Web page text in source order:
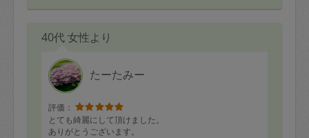
美味しかった❓
ウンウン❤️
っというそんな訳で
蘭丸様
写真載せられずですみません。?
でも、味は、間違いなしです。?
また、是非ともよろしくお願い致します。
?お腹いっぱい いい夢みられそうです。
40代 女性より
たーたみー
評価：
とても綺麗にして頂けました。
ありがとうございます。